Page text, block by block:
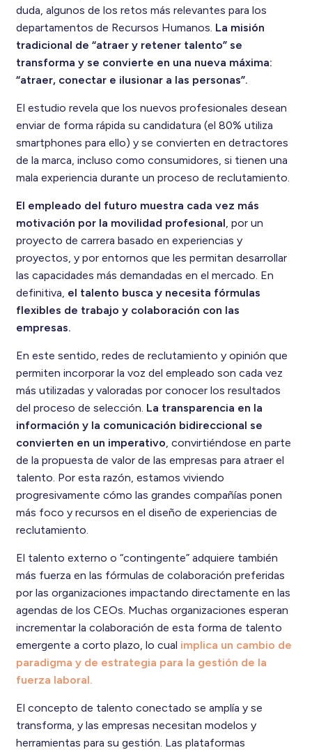
duda, algunos de los retos más relevantes para los
departamentos de Recursos Humanos. La misión
tradicional de “atraer y retener talento” se
transforma y se convierte en una nueva máxima:
“atraer, conectar e ilusionar a las personas”.
El estudio revela que los nuevos profesionales desean
enviar de forma rápida su candidatura (el 80% utiliza
smartphones para ello) y se convierten en detractores
de la marca, incluso como consumidores, si tienen una
mala experiencia durante un proceso de reclutamiento.
El empleado del futuro muestra cada vez más
motivación por la movilidad profesional, por un
proyecto de carrera basado en experiencias y
proyectos, y por entornos que les permitan desarrollar
las capacidades más demandadas en el mercado. En
definitiva, el talento busca y necesita fórmulas
flexibles de trabajo y colaboración con las
empresas.
En este sentido, redes de reclutamiento y opinión que
permiten incorporar la voz del empleado son cada vez
más utilizadas y valoradas por conocer los resultados
del proceso de selección. La transparencia en la
información y la comunicación bidireccional se
convierten en un imperativo, convirtiéndose en parte
de la propuesta de valor de las empresas para atraer el
talento. Por esta razón, estamos viviendo
progresivamente cómo las grandes compañías ponen
más foco y recursos en el diseño de experiencias de
reclutamiento.
El talento externo o “contingente” adquiere también
más fuerza en las fórmulas de colaboración preferidas
por las organizaciones impactando directamente en las
agendas de los CEOs. Muchas organizaciones esperan
incrementar la colaboración de esta forma de talento
emergente a corto plazo, lo cual implica un cambio de
paradigma y de estrategia para la gestión de la
fuerza laboral.
El concepto de talento conectado se amplía y se
transforma, y las empresas necesitan modelos y
herramientas para su gestión. Las plataformas